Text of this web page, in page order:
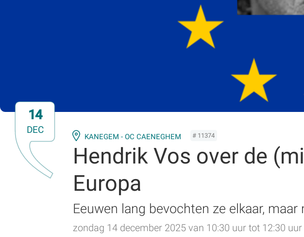
14
DEC
KANEGEM - OC CAENEGHEM # 11374
Hendrik Vos over de
Europa
Eeuwen lang bevochten ze elkaar,
zondag 14 december 2025 van 10:30 uur tot 12:30 uur